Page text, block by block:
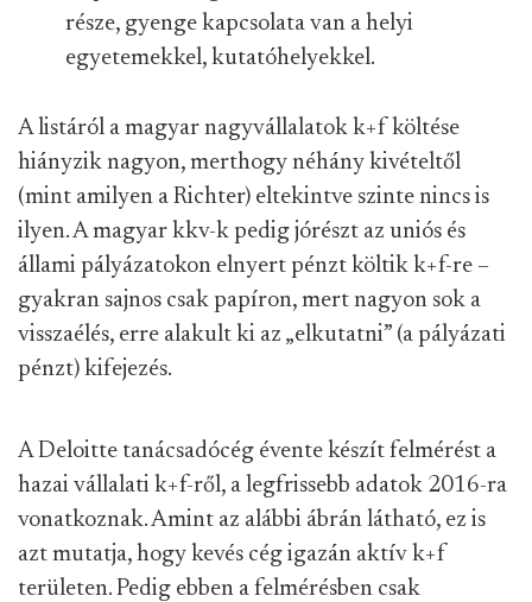
része, gyenge kapcsolata van a helyi
egyetemekkel, kutatóhelyekkel.
A listáról a magyar nagyvállalatok k+f költése
hiányzik nagyon, merthogy néhány kivételtől
(mint amilyen a Richter) eltekintve szinte nincs is
ilyen. A magyar kkv-k pedig jórészt az uniós és
állami pályázatokon elnyert pénzt költik k+f-re –
gyakran sajnos csak papíron, mert nagyon sok a
visszaélés, erre alakult ki az „elkutatni” (a pályázati
pénzt) kifejezés.
A Deloitte tanácsadócég évente készít felmérést a
hazai vállalati k+f-ről, a legfrissebb adatok 2016-ra
vonatkoznak. Amint az alábbi ábrán látható, ez is
azt mutatja, hogy kevés cég igazán aktív k+f
területen. Pedig ebben a felmérésben csak